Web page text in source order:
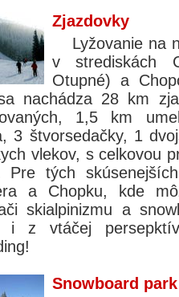
Zjazdovky
Lyžovanie na
v strediskách
Otupné) a
nachádza 28 km
1,5 km
3 štvorsedačky, 1
vlekov, s celkovou
Pre tých
a Chopku, kde
skialpinizmu a
i z vtáčej
Snowboard park